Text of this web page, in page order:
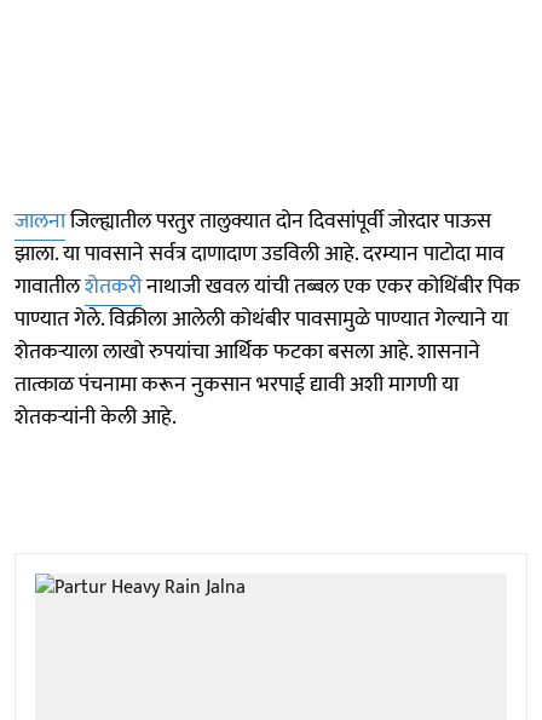
जालनाजिल्ह्यातील परतुर तालुक्यात दोन दिवसांपूर्वी जोरदार पाऊस
झाला. या पावसाने सर्वत्र दाणादाण उडविली आहे. दरम्यान पाटोदा माव
गावातीलशेतकरीनाथाजी खवल यांची तब्बल एक एकर कोथिंबीर पिक
पाण्यात गेले. विक्रीला आलेली कोथंबीर पावसामुळे पाण्यात गेल्याने या
शेतकऱ्याला लाखो रुपयांचा आर्थिक फटका बसला आहे. शासनाने
तात्काळ पंचनामा करून नुकसान भरपाई द्यावी अशी मागणी या
शेतकऱ्यांनी केली आहे.